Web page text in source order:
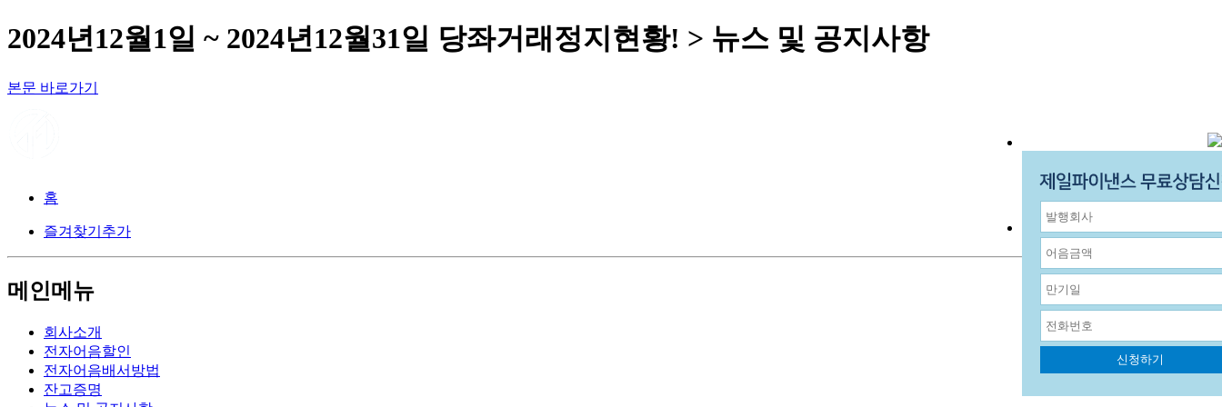
2024년12월1일 ~ 2024년12월31일 당좌거래정지현황! > 뉴스 및 공지사항
본문 바로가기
홈
즐겨찾기추가
메인메뉴
회사소개
전자어음할인
전자어음배서방법
잔고증명
신청하기